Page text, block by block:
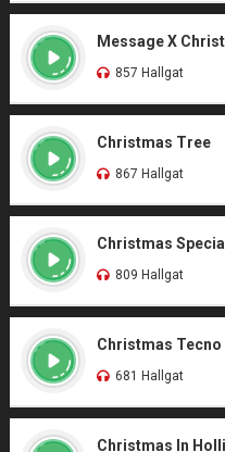
Message X
857 Hallgat
Christmas Tree
867 Hallgat
Christmas Special
809 Hallgat
Christmas Tecno
681 Hallgat
Christmas In